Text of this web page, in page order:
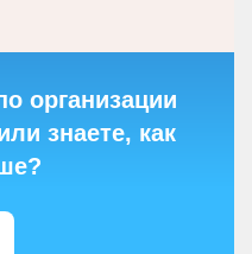
организации
знаете, как